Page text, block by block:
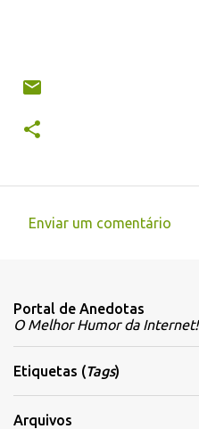
e
n
t
á
r
Enviar um comentário
Portal de Anedotas
O Melhor Humor da Internet!
Etiquetas (Tags)
Arquivos